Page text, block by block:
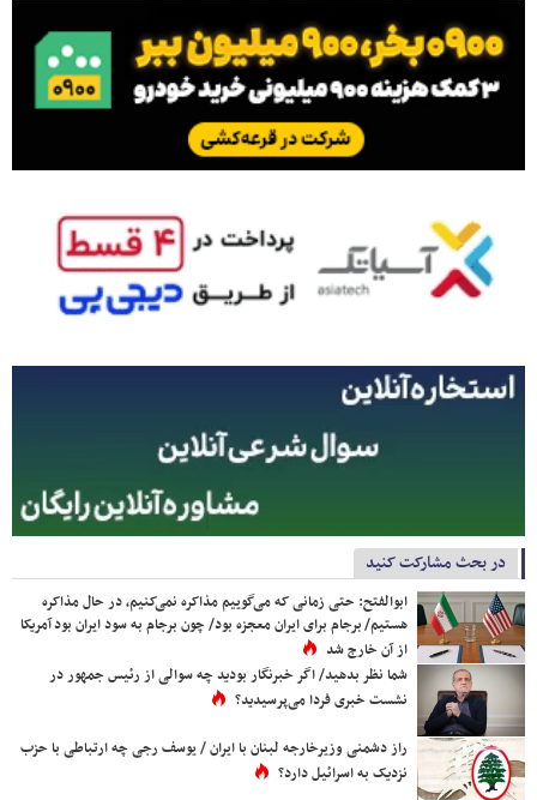
در بحث مشارکت کنید
ابوالفتح: حتی زمانی که می‌گوییم مذاکره نمی‌کنیم، در حال مذاکره
هستیم/ برجام برای ایران معجزه بود/ چون برجام به سود ایران بود آمریکا
از آن خارج شد
شما نظر بدهید/ اگر خبرنگار بودید چه سوالی از رئیس جمهور در
نشست خبری فردا می‌پرسیدید؟
راز دشمنی وزیرخارجه لبنان با ایران / یوسف رجی چه ارتباطی با حزب
نزدیک به اسرائیل دارد؟